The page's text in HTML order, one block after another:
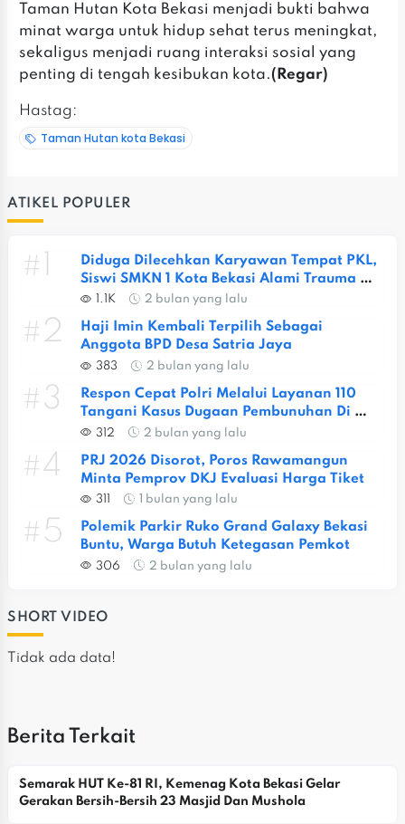
Taman Hutan Kota Bekasi menjadi bukti bahwa
minat warga untuk hidup sehat terus meningkat,
sekaligus menjadi ruang interaksi sosial yang
penting di tengah kesibukan kota.(Regar)
Hastag:
Taman Hutan kota Bekasi
ATIKEL POPULER
#1
Diduga Dilecehkan Karyawan Tempat PKL,
Siswi SMKN 1 Kota Bekasi Alami Trauma
Berat
1.1K 2 bulan yang lalu
#2
Haji Imin Kembali Terpilih Sebagai
Anggota BPD Desa Satria Jaya
383 2 bulan yang lalu
#3
Respon Cepat Polri Melalui Layanan 110
Tangani Kasus Dugaan Pembunuhan Di
Jatiasih
312 2 bulan yang lalu
#4
PRJ 2026 Disorot, Poros Rawamangun
Minta Pemprov DKJ Evaluasi Harga Tiket
311 1 bulan yang lalu
#5
Polemik Parkir Ruko Grand Galaxy Bekasi
Buntu, Warga Butuh Ketegasan Pemkot
306 2 bulan yang lalu
SHORT VIDEO
Tidak ada data!
Berita Terkait
Semarak HUT Ke-81 RI, Kemenag Kota Bekasi Gelar
Gerakan Bersih-Bersih 23 Masjid Dan Mushola